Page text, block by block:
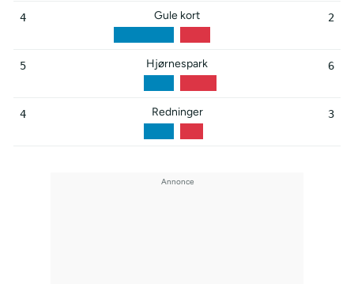
4 Gule kort 2
5 Hjørnespark 6
4 Redninger 3